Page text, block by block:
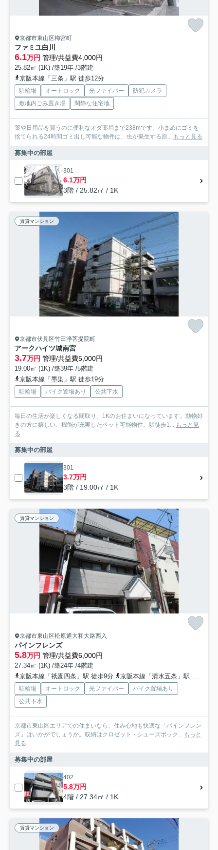
京都市東山区梅宮町
ファミユ白川
6.1万円 管理/共益費4,000円
25.82㎡ (1K) /築19年 /3階建
京阪本線「三条」駅 徒歩12分
駐輪場 オートロック 光ファイバー
防犯カメラ
敷地内ごみ置き場
閑静な住宅地
薬や日用品を買うのに便利なオダ薬局まで238mです。小まめにゴミを
捨てられる24時間ゴミ出し可能な物件は、虫が発生する原... もっと見る
募集中の部屋
301
6.1万円
3階 / 25.82㎡ / 1K
賃貸マンション
京都市伏見区竹田浄菩提院町
アークハイツ城南宮
3.7万円 管理/共益費5,000円
19.00㎡ (1K) /築39年 /5階建
京阪本線「墨染」駅 徒歩19分
駐輪場 バイク置場あり 公共下水
毎日の生活が楽しくなる間取り、1Kのお住まいになっています。動物好
きの方に嬉しい、機能が充実したペット可能物件。駅徒歩1... もっと見
る
募集中の部屋
301
3.7万円
3階 / 19.00㎡ / 1K
賃貸マンション
京都市東山区松原通大和大路西入
パインフレンズ
5.8万円 管理/共益費6,000円
27.34㎡ (1K) /築24年 /4階建
京阪本線「祇園四条」駅 徒歩9分
京阪本線「清水五条」駅 徒歩6分
駐輪場 オートロック 光ファイバー
バイク置場あり
公共下水
京都市東山区エリアでの住まいなら、住み心地も快適な「パインフレン
ズ」はいかがでしょうか。収納はクロゼット・シューズボック... もっと
見る
募集中の部屋
402
5.8万円
4階 / 27.34㎡ / 1K
賃貸マンション